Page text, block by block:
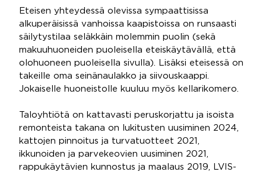
Eteisen yhteydessä olevissa sympaattisissa
alkuperäisissä vanhoissa kaapistoissa on runsaasti
säilytystilaa seläkkäin molemmin puolin (sekä
makuuhuoneiden puoleisella eteiskäytävällä, että
olohuoneen puoleisella sivulla). Lisäksi eteisessä on
takeille oma seinänaulakko ja siivouskaappi.
Jokaiselle huoneistolle kuuluu myös kellarikomero.
Taloyhtiötä on kattavasti peruskorjattu ja isoista
remonteista takana on lukitusten uusiminen 2024,
kattojen pinnoitus ja turvatuotteet 2021,
ikkunoiden ja parvekeovien uusiminen 2021,
rappukäytävien kunnostus ja maalaus 2019, LVIS-